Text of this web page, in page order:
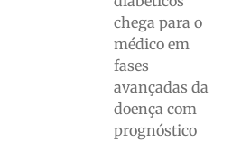
chega para o
médico em
fases
avançadas da
doença com
prognóstico